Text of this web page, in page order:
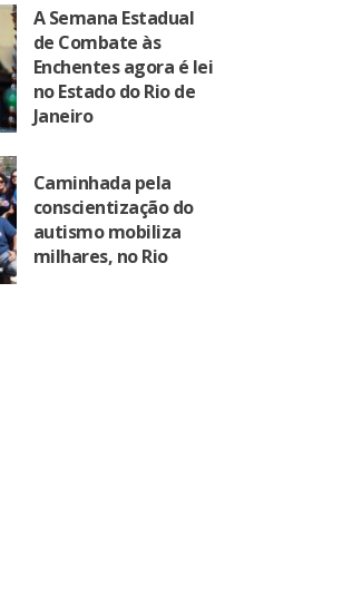
A Semana Estadual
de Combate às
Enchentes agora é lei
no Estado do Rio de
Janeiro
Caminhada pela
conscientização do
autismo mobiliza
milhares, no Rio